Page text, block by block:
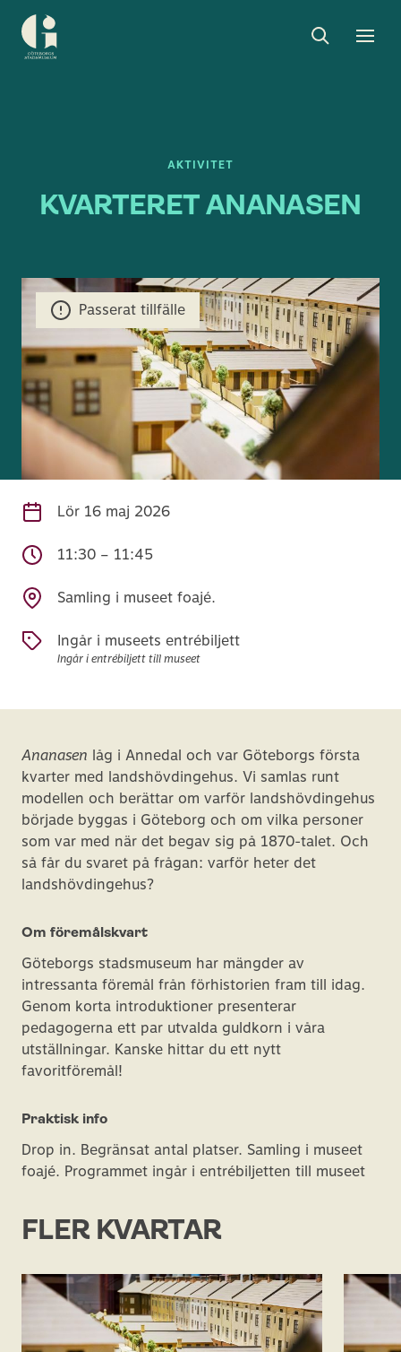
Göteborgs
Toggle
AKTIVITET
KVARTERET ANANASEN
Passerat tillfälle
Lör 16 maj 2026
11:30 – 11:45
Samling i museet foajé.
Ingår i museets entrébiljett
Ingår i entrébiljett till museet
Ananasen låg i Annedal och var Göteborgs första
kvarter med landshövdingehus. Vi samlas runt
modellen och berättar om varför landshövdingehus
började byggas i Göteborg och om vilka personer
som var med när det begav sig på 1870-talet. Och
så får du svaret på frågan: varför heter det
landshövdingehus?
Om föremålskvart
Göteborgs stadsmuseum har mängder av
intressanta föremål från förhistorien fram till idag.
Genom korta introduktioner presenterar
pedagogerna ett par utvalda guldkorn i våra
utställningar. Kanske hittar du ett nytt
favoritföremål!
Praktisk info
Drop in. Begränsat antal platser. Samling i museet
foajé. Programmet ingår i entrébiljetten till museet
FLER KVARTAR